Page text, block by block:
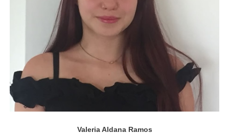
Publicidad
Valeria Aldana Ramos